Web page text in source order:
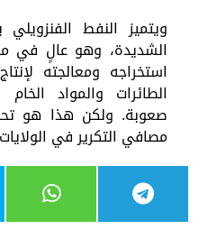
ويتميز النفط الفنزويلي
الشديدة، وهو عالٍ في
استخراجه ومعالجته
الطائرات والمواد
صعوبة. ولكن هذا هو
مصافي التكرير في